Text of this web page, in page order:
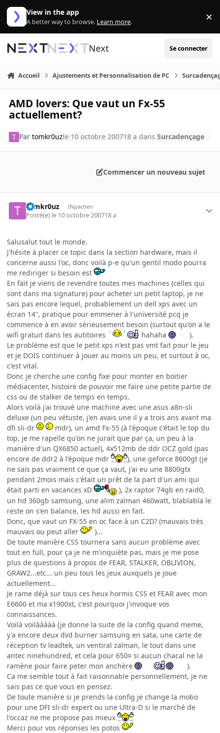
Aller au contenu
View in the app
A better way to browse. Learn more. ×
Next Se connecter
Accueil Ajustements et Personnalisation de PC
AMD lovers: Que vaut un Fx-55
actuellement?
Partomkr0uzle 10 octobre 200718 a dansSurcadençage
Commencer un nouveau sujet
tomkr0uz INpactien
Posté(e) le 10 octobre 200718 a
Salusalut tout le monde.
J'hésite à placer ce topic dans la section hardware, mais il
concerne aussi l'oc, donc voilà p-e qu'un gentil modo pourra
me rediriger si besoin est
En fait je viens de revendre toutes mes machines (celles qui
sont dans ma signature) pour acheter un petit laptop, je ne
sais pas encore lequel, probablement un dell xps avec un
écran 14'', pratique pour emmener à l'université pcq je
commence à en avoir sérieusement besoin (surtout qu'on a le
wifi gratuit dans les autitoires
hahaha
).
Le problème est que le petit xps n'est pas vmt fait pour le jeu
et je DOIS continuer à jouer au moins un peu, et surtout à oc,
c'est vital.
Donc je cherche une config fixe pour monter en boitier
médiacenter, histoire de pouvoir me faire une petite partie de
css ou de stalker de temps en temps.
Alors voilà j'ai trouvé une machine avec une asus a8n-sli
deluxe (un peu vétuste, j'en avais une il y a trois ans avant ma
dfi sli-dr
mdr), un amd Fx-55 (à l'époque c'était le top du
top, je me rapelle qu'on ne jurait que par ça, un peu à la
manière d'un QX6850 actuel), 4x512mb de ddr OCZ gold (pas
encore de ddr2 à l'époque mdr
), une geforce 8600gt (je
ne sais pas vraiment ce que ça vaut, j'ai eu une 8800gtx
pendant 2mois mais c'était un prêt de la part d'un ami qui
était parti en vacances xD
), 2x raptor 74gb en raid0,
un hd 360gb samsung, une alim zalman 460watt, blablabla le
reste on s'en balance, les hd aussi en fait.
Donc, que vaut un FX-55 en oc face à un C2D? (mauvais très
mauvais ou peut aller
)...
De toute manière CSS tournera sans aucun problème avec
tout en full, pour ça je ne m'inquiète pas, mais je me pose
plus de questions à propos de FEAR, STALKER, OBLIVION,
GRAW2...etc... un peu tous les jeux auxquels je joue
actuellement...
Je rame déjà sur tous ces heux hormis CSS et FEAR avec mon
E6600 et ma x1900xt, c'est pourquoi j'invoque vos
connaissances.
Voilà voilààààà (je donne la suite de la config quand meme,
y'a encore deux dvd burner samsung en sata, une carte de
réception tv leadtek, un ventiral zalman, le tout dans une
antec ninehundred, et cela pour 650¤ si aucun chacal ne la
ramène pour faire peter mon anchère
).
Ca me semble tout à fait raisonnable personnellement, je ne
sais pas ce que vous en pensez.
De toute manière si je prends la config je change la mobo
pour une DFI sli-dr expert ou une Ultra-D si le marché de
l'occaz ne me propose pas mieux
Merci pour vos réponses les potos